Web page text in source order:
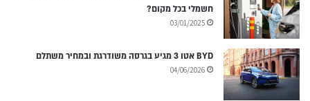
חשמלי בכל מקום?
03/01/2025
BYD אטו 3 מגיע בגרסה משודרגת ובמחיר משתלם
04/06/2026